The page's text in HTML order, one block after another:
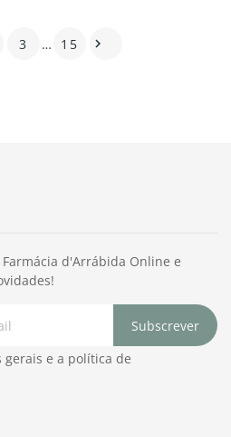
3 … 15 
d'Arrábida Online e
Subscrever
gerais e a política de